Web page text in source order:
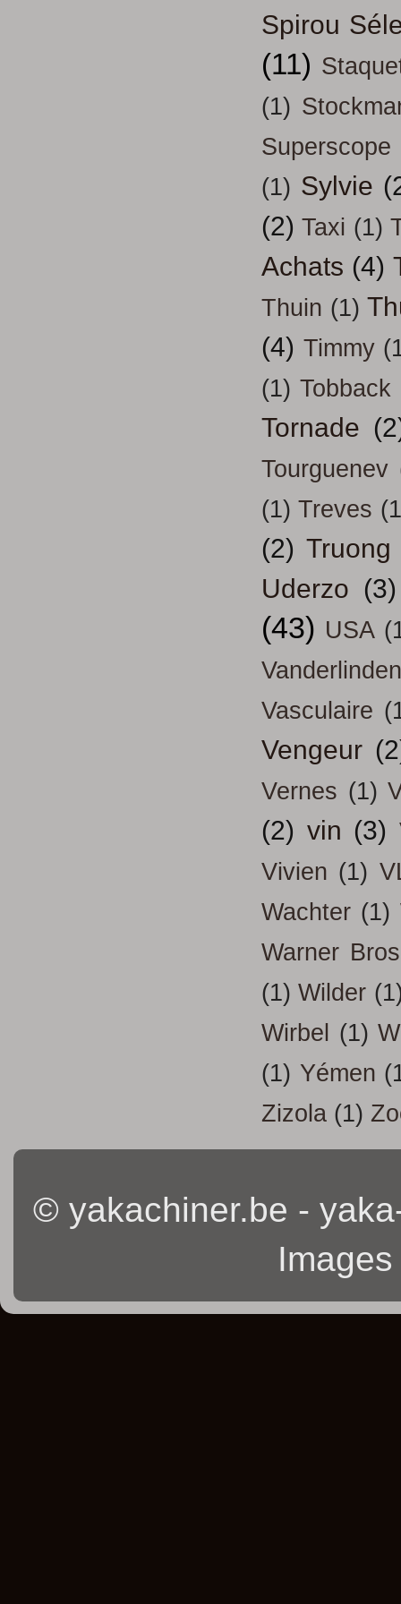
Spirou
(11)
(1)
Superscope
(1) Sylvie
(2) Taxi (1)
Achats (4)
Thuin (1)
(4) Timmy
(1) Tobback
Tornade
Tourguenev
(1) Treves
(2) Truong
Uderzo (3)
(43) USA
Vanderlinden
Vasculaire
Vengeur
Vernes (1)
(2) vin (3)
Vivien (1)
Wachter (1)
Warner Bros
(1) Wilder
Wirbel
(1)
(1) Yémen
Zizola (1)
© yakachiner.be -